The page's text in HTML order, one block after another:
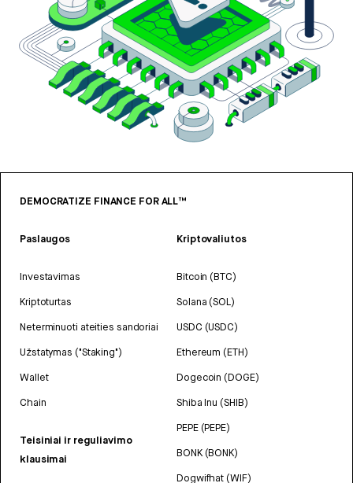
DEMOCRATIZE FINANCE FOR ALL™
Paslaugos
Investavimas
Kriptoturtas
Neterminuoti ateities sandoriai
Užstatymas ("Staking")
Wallet
Chain
Teisiniai ir reguliavimo
klausimai
Kriptovaliutos
Bitcoin (BTC)
Solana (SOL)
USDC (USDC)
Ethereum (ETH)
Dogecoin (DOGE)
Shiba Inu (SHIB)
PEPE (PEPE)
BONK (BONK)
Dogwifhat (WIF)